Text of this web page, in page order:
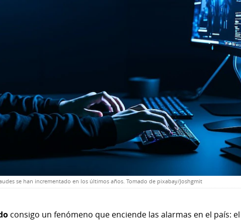
se han incrementado en los últimos años. Tomado de pixabay/Joshgmit
consigo un fenómeno que enciende las alarmas en el país: el